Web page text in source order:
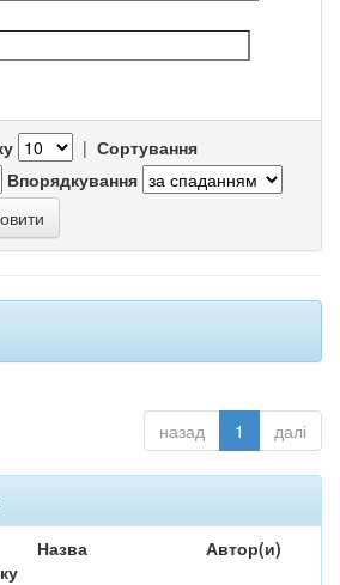
| Сортування
Впорядкування
назад 1 далі
Назва Автор(и)